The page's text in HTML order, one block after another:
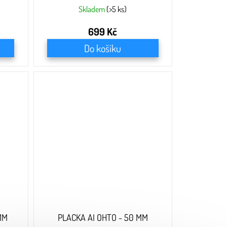
Skladem (>5 ks)
699 Kč
Do košíku
PLACKA AI OHTO - 50 MM